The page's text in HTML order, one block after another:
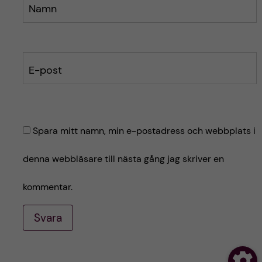
Namn
E-post
Spara mitt namn, min e-postadress och webbplats i
denna webbläsare till nästa gång jag skriver en
kommentar.
Svara